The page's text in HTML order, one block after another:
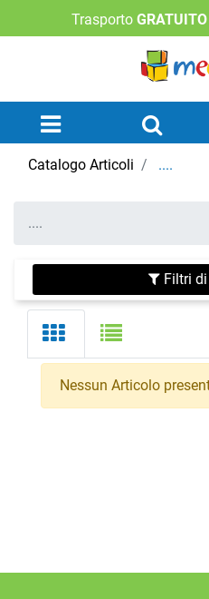
Trasporto GRATUITO
Open menu
Catalogo Articoli ....
....
Filtri di
Nessun Articolo